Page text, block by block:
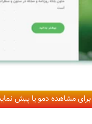
برای مشاهده دمو یا پیش